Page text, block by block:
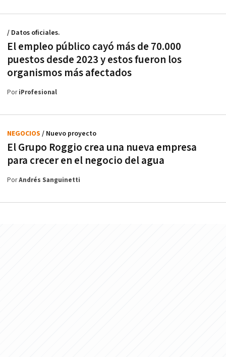
El empleo público cayó más de 70.000
puestos desde 2023 y estos fueron los
organismos más afectados
/ Datos oficiales.
PoriProfesional
El Grupo Roggio crea una nueva empresa
para crecer en el negocio del agua
NEGOCIOS / Nuevo proyecto
PorAndrés Sanguinetti